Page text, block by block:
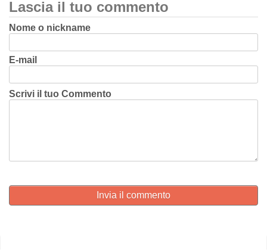
Lascia il tuo commento
Nome o nickname
E-mail
Scrivi il tuo Commento
Invia il commento